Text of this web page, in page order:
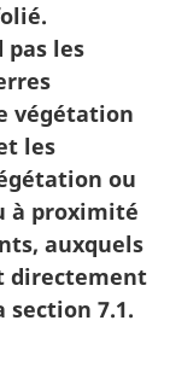
pas les
végétation
les
ou
à proximité
auxquels
directement
section 7.1.